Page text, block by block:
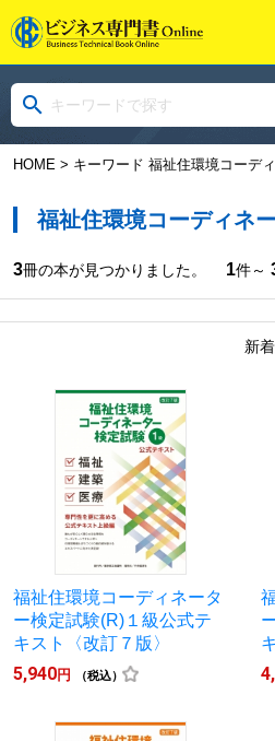
HOME> キーワード 福祉住環境コーデ
福祉住環境コーディネ
3冊の本が見つかりました。 1件～
新
福祉住環境コーディネータ
ー検定試験(R)１級公式テ
キスト〈改訂７版〉
5,940円 （税込）